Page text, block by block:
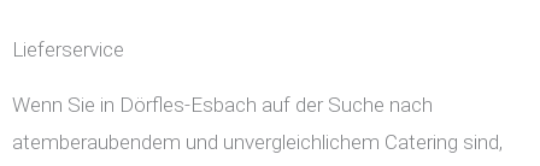
Lieferservice
Wenn Sie in Dörfles-Esbach auf der Suche nach
atemberaubendem und unvergleichlichem Catering sind,